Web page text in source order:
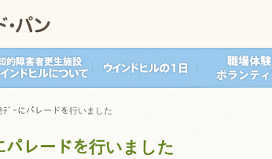
ﾃﾞｰにパレードを行いました
パレードを行いました